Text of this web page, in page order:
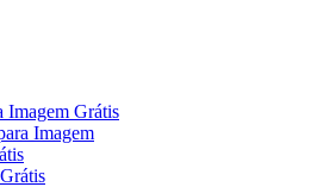
Imagem Grátis
Imagem